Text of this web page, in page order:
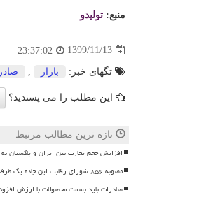
منبع: تولیدو
1399/11/13
23:37:02
تگهای خبر: بازار
این مطلب را می پسندید؟
تازه ترین مطالب مرتبط
افزایش حجم تجارت بین ایران و پاکستان به رقم ۱۰
مصوبه ۸۵۶ شورای رقابت این جاده یک طرفه است
صادرات باید بسمت محصولات با ارزش